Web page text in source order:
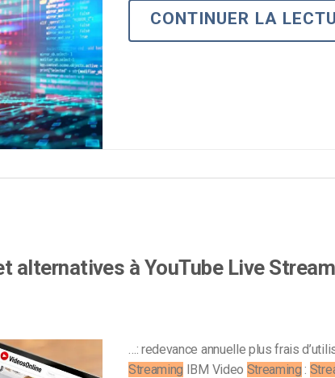
et sécurité
Monétisation vidéo
en ligne
CONTINUER LA
alternatives à YouTube Live
…: redevance annuelle plus frais
Streaming IBM Video Streaming :